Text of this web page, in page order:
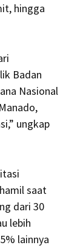
hingga
Badan
Nasional
ungkap
saat
dari 30
lebih
lainnya